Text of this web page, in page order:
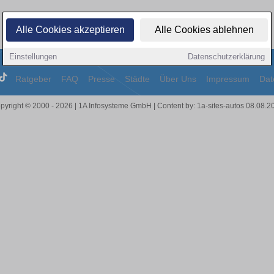
Alle Cookies akzeptieren Alle Cookies ablehnen
Einstellungen Datenschutzerklärung
Ratgeber FAQ Presse Städte Über Uns Impressum
© 2000 - 2026 | 1A Infosysteme GmbH | Content by: 1a-sites-autos